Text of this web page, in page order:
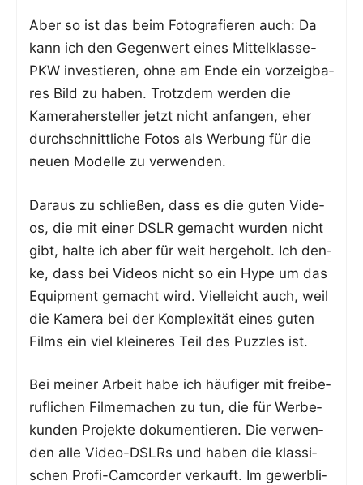
Aber so ist das beim Foto­gra­fie­ren auch: Da
kann ich den Gegen­wert eines Mit­tel­klas­se-
PKW inves­tie­ren, ohne am Ende ein vor­zeig­ba­
res Bild zu haben. Trotz­dem wer­den die
Kame­ra­her­stel­ler jetzt nicht anfan­gen, eher
durch­schnitt­li­che Fotos als Wer­bung für die
neu­en Model­le zu verwenden.
Dar­aus zu schlie­ßen, dass es die guten Vide­
os, die mit einer DSLR gemacht wur­den nicht
gibt, hal­te ich aber für weit her­ge­holt. Ich den­
ke, dass bei Vide­os nicht so ein Hype um das
Equip­ment gemacht wird. Viel­leicht auch, weil
die Kame­ra bei der Kom­ple­xi­tät eines guten
Films ein viel klei­ne­res Teil des Puz­zles ist.
Bei mei­ner Arbeit habe ich häu­fi­ger mit frei­be­
ruf­li­chen Fil­me­ma­chen zu tun, die für Wer­be­
kun­den Pro­jek­te doku­men­tie­ren. Die ver­wen­
den alle Video-DSLRs und haben die klas­si­
schen Pro­fi-Cam­cor­der ver­kauft. Im gewerb­li­